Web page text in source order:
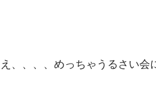
え、、、、めっちゃうるさい会